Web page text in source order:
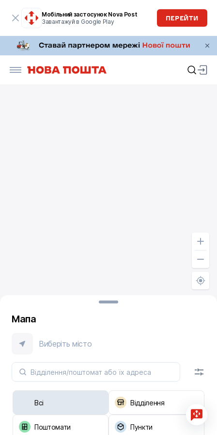
Мобільний застосунок Nova Post
Завантажуй в Google Play
ПЕРЕЙТИ
Мапа
Виберіть місто
Всі Відділення
Поштомати Пункти